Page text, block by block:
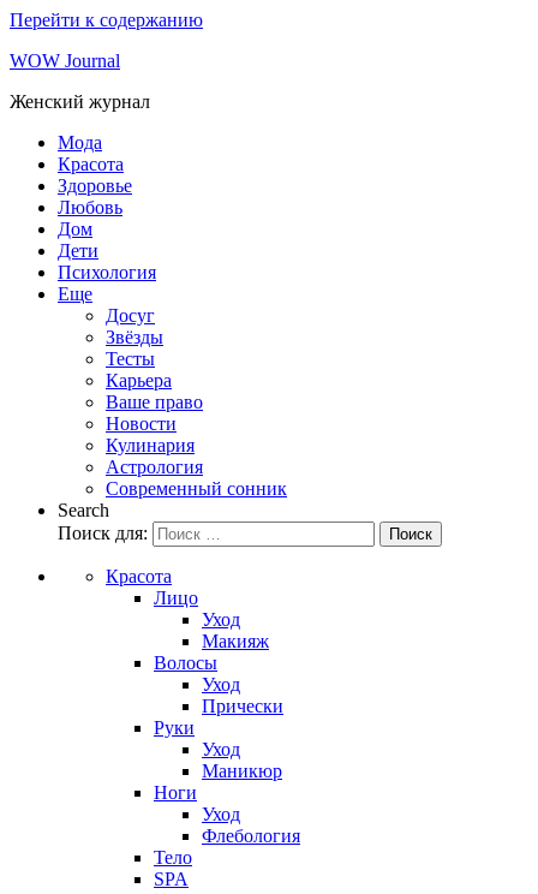
Перейти к содержанию
WOW Journal
Женский журнал
Мода
Красота
Здоровье
Любовь
Дом
Дети
Психология
Еще
Досуг
Звёзды
Тесты
Карьера
Ваше право
Новости
Кулинария
Астрология
Современный сонник
Search
Поиск для:
Поиск
Красота
Лицо
Уход
Макияж
Волосы
Уход
Прически
Руки
Уход
Маникюр
Ноги
Уход
Флебология
Тело
SPA